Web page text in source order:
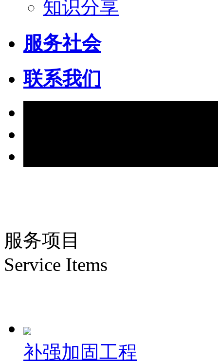
知识分享
服务社会
联系我们
服务项目
Service Items
补强加固工程